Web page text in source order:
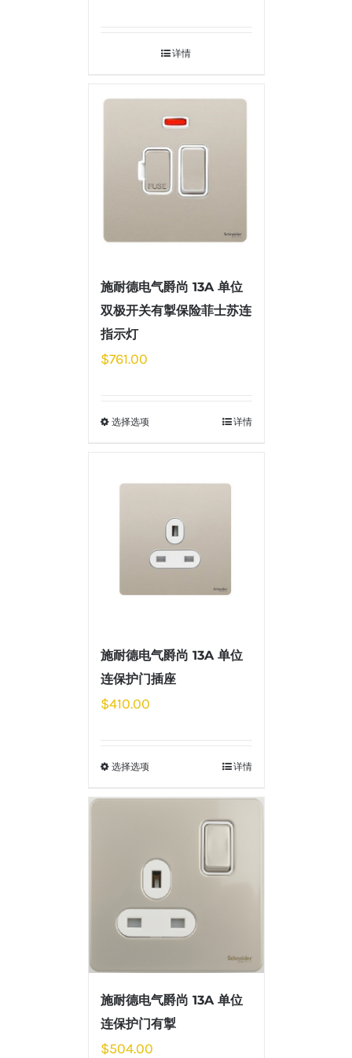
详情
施耐德电气爵尚 13A 单位
双极开关有掣保险菲士苏连
指示灯
$761.00
选择选项 详情
施耐德电气爵尚 13A 单位
连保护门插座
$410.00
选择选项 详情
施耐德电气爵尚 13A 单位
连保护门有掣
$504.00